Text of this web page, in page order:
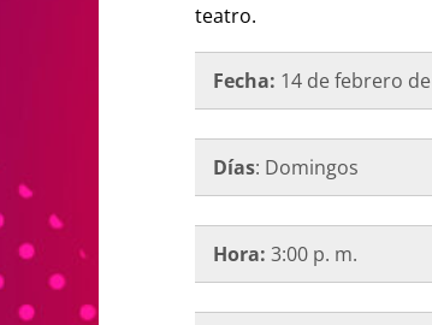
teatro.
Fecha: 14 de febrero
Días: Domingos
Hora: 3:00 p. m.